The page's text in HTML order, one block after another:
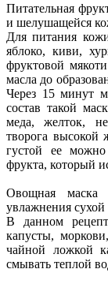
Питательная
и шелушащейся
Для питания
яблоко, киви,
фруктовой
масла до
Через 15 минут
состав такой
меда, желток,
творога высокой
густой ее можно
фрукта, который
Овощная маска
увлажнения
В данном
капусты,
чайной ложкой
смывать теплой